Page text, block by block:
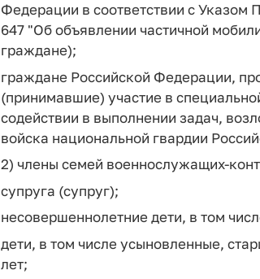
Федерации в соответствии с Указом
647 "Об объявлении частичной
граждане);
граждане Российской Федерации,
(принимавшие) участие в
содействии в выполнении задач,
войска национальной гвардии
2) члены семей военнослужащих-
супруга (супруг);
несовершеннолетние дети, в том
дети, в том числе усыновленные,
лет;